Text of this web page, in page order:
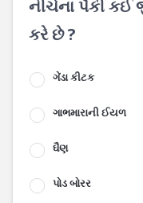
નીચેના પૈકી કઈ
કરે છે ?
ગેંડા કીટક
ગાભમારાની ઈયળ
ઘૈણ
પોડ બોરર